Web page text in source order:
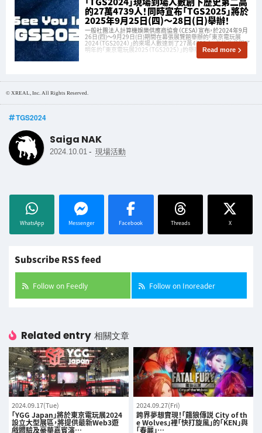
的27萬4739人！同時宣布「TGS2025」將於
2025年9月25日(四)～28日(日)舉辦！
一般社團法人計算機娛樂供應商協會（CESA）宣布，於2024年9月
26日(四)～9月29日(日)期間在幕張展覽館舉辦的「東京電玩展
2024（TGS2024）」的來場人數達到了27萬4739人。此外也公開了
明年的「東京電玩展2025（TGS2025）」的舉辦日程！Read more
© XREAL, Inc. All Rights Reserved.
TGS2024
Saiga NAK
2024.10.01 - 現場活動
WhatsApp Messenger Facebook Threads X
Subscribe RSS feed
Follow on Feedly Follow on Inoreader
Related entry 相關文章
2024.09.17(Tue)
「YGG Japan」將於東京電玩展2024
設立大型展區，將提供最新Web3遊
戲體驗及豪華嘉賓演…
2024.09.27(Fri)
跨界夢想實現！「餓狼傳説 City of th
e Wolves」裡「快打旋風」的「KEN」與
「春麗」…